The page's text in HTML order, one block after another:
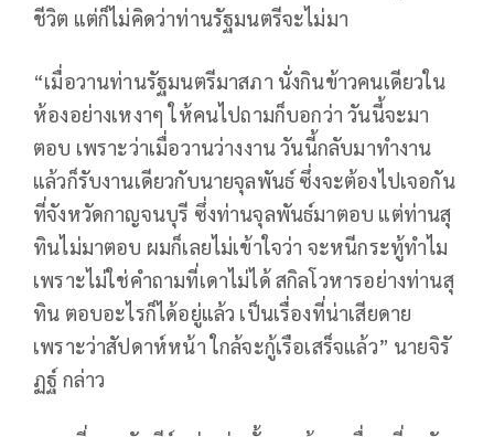
ชีวิต แต่ก็ไม่คิดว่าท่านรัฐมนตรีจะไม่มา
“เมื่อวานท่านรัฐมนตรีมาสภา นั่งกินข้าวคนเดียวใน
ห้องอย่างเหงาๆ ให้คนไปถามก็บอกว่า วันนี้จะมา
ตอบ เพราะว่าเมื่อวานว่างงาน วันนี้กลับมาทำงาน
แล้วก็รับงานเดียวกับนายจุลพันธ์ ซึ่งจะต้องไปเจอกัน
ที่จังหวัดกาญจนบุรี ซึ่งท่านจุลพันธ์มาตอบ แต่ท่านสุ
ทินไม่มาตอบ ผมก็เลยไม่เข้าใจว่า จะหนีกระทู้ทำไม
เพราะไม่ใช่คำถามที่เดาไม่ได้ สกิลโวหารอย่างท่านสุ
ทิน ตอบอะไรก็ได้อยู่แล้ว เป็นเรื่องที่น่าเสียดาย
เพราะว่าสัปดาห์หน้า ใกล้จะกู้เรือเสร็จแล้ว” นายจิรั
ฏฐ์ กล่าว